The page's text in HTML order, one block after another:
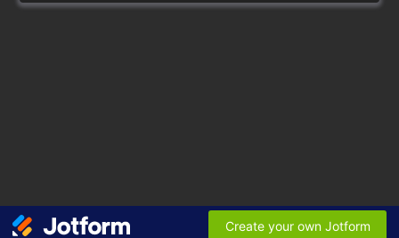
Create your own Jotform